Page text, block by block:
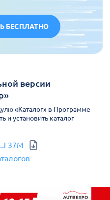
БЕСПЛАТНО
версии
«Каталог» в Программе
и установить каталог
37M